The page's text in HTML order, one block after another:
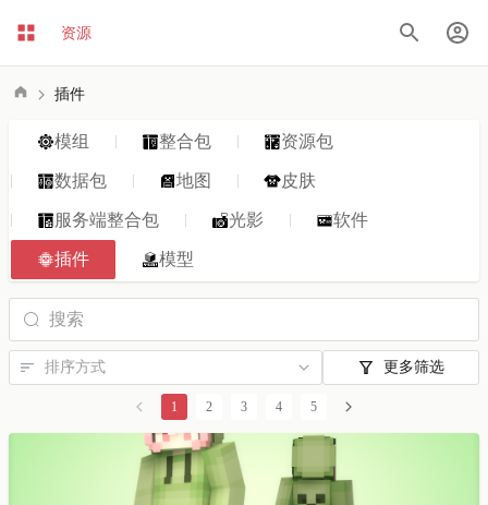
资源
插件
模组 整合包 资源包
数据包 地图 皮肤
服务端整合包 光影 软件
插件 模型
更多筛选
1 2 3 4 5